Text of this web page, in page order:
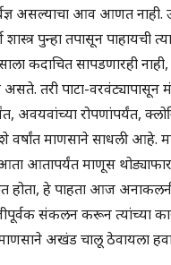
असल्याचा आव आणत
पुन्हा तपासून पाहायची
कदाचित सापडणारही
असते. तरी पाटा-
अवयवांच्या रोपणांपर्यंत,
वर्षांत माणसाने साधली आहे.
आतापर्यंत माणूस
होता, हे पाहता आज
संकलन करून त्यांच्या
अखंड चालू ठेवायला